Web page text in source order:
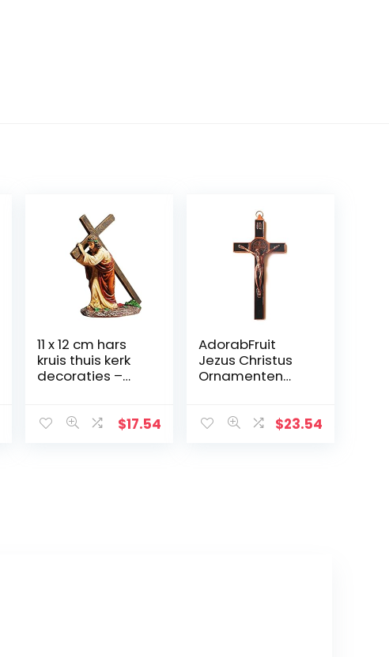
11 x 12 cm hars
kruis thuis kerk
decoraties –
decoratie –
$17.54
AdorabFruit
Jezus Christus
Ornamenten
Huis
$23.54